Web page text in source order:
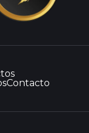
Contacto